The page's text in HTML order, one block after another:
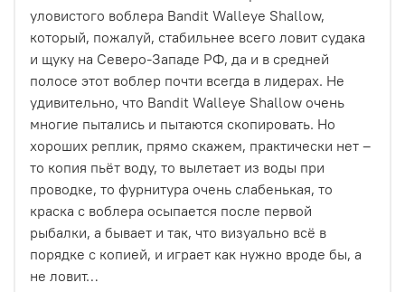
уловистого воблера Bandit Walleye Shallow,
который, пожалуй, стабильнее всего ловит судака
и щуку на Северо-Западе РФ, да и в средней
полосе этот воблер почти всегда в лидерах. Не
удивительно, что Bandit Walleye Shallow очень
многие пытались и пытаются скопировать. Но
хороших реплик, прямо скажем, практически нет –
то копия пьёт воду, то вылетает из воды при
проводке, то фурнитура очень слабенькая, то
краска с воблера осыпается после первой
рыбалки, а бывает и так, что визуально всё в
порядке с копией, и играет как нужно вроде бы, а
не ловит…